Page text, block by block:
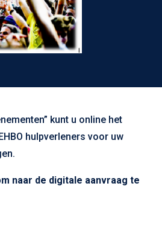
kunt u online het
hulpverleners voor uw
naar de digitale aanvraag te